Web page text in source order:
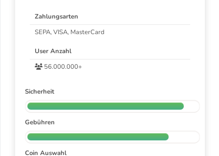
Zahlungsarten
SEPA, VISA, MasterCard
User Anzahl
56.000.000+
Sicherheit
Gebühren
Coin Auswahl